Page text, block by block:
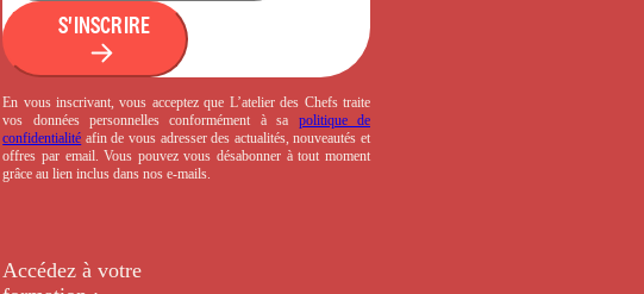
S'INSCRIRE
En vous inscrivant, vous acceptez que L’atelier des Chefs traite
vos données personnelles conformément à sa politique de
confidentialité afin de vous adresser des actualités, nouveautés et
offres par email. Vous pouvez vous désabonner à tout moment
grâce au lien inclus dans nos e-mails.
Accédez à votre